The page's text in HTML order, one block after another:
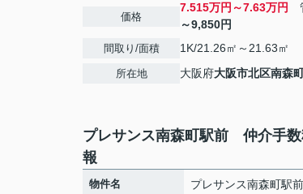
価格
7.515万円～7.63万円
～9,850円
間取り/面積 1K/21.26㎡～21.63㎡
所在地 大阪府大阪市北区南森
プレサンス南森町駅前 仲介手
報
物件名 プレサンス南森町駅